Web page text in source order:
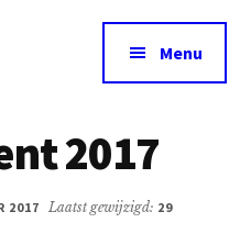
Menu
2017
2017 Laatst gewijzigd: 29